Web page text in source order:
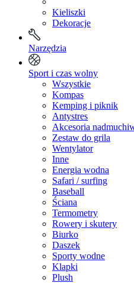
Kieliszki
Dekoracje
Narzędzia
Sport i czas wolny
Wszystkie
Kompas
Kemping i piknik
Antystres
Akcesoria
Zestaw do grila
Wentylator
Inne
Energia wodna
Safari / surfing
Baseball
Ściana
Termometry
Rowery i skutery
Biurko
Daszek
Sporty wodne
Klapki
Plush